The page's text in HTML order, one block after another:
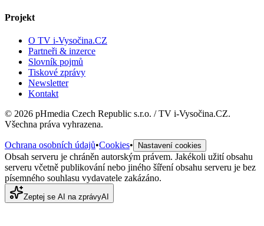
Projekt
O TV i-Vysočina.CZ
Partneři & inzerce
Slovník pojmů
Tiskové zprávy
Newsletter
Kontakt
© 2026 pHmedia Czech Republic s.r.o. / TV i-Vysočina.CZ.
Všechna práva vyhrazena.
Ochrana osobních údajů•Cookies• Nastavení cookies
Obsah serveru je chráněn autorským právem. Jakékoli užití obsahu
serveru včetně publikování nebo jiného šíření obsahu serveru je bez
písemného souhlasu vydavatele zakázáno.
Zeptej se AI na zprávyAI